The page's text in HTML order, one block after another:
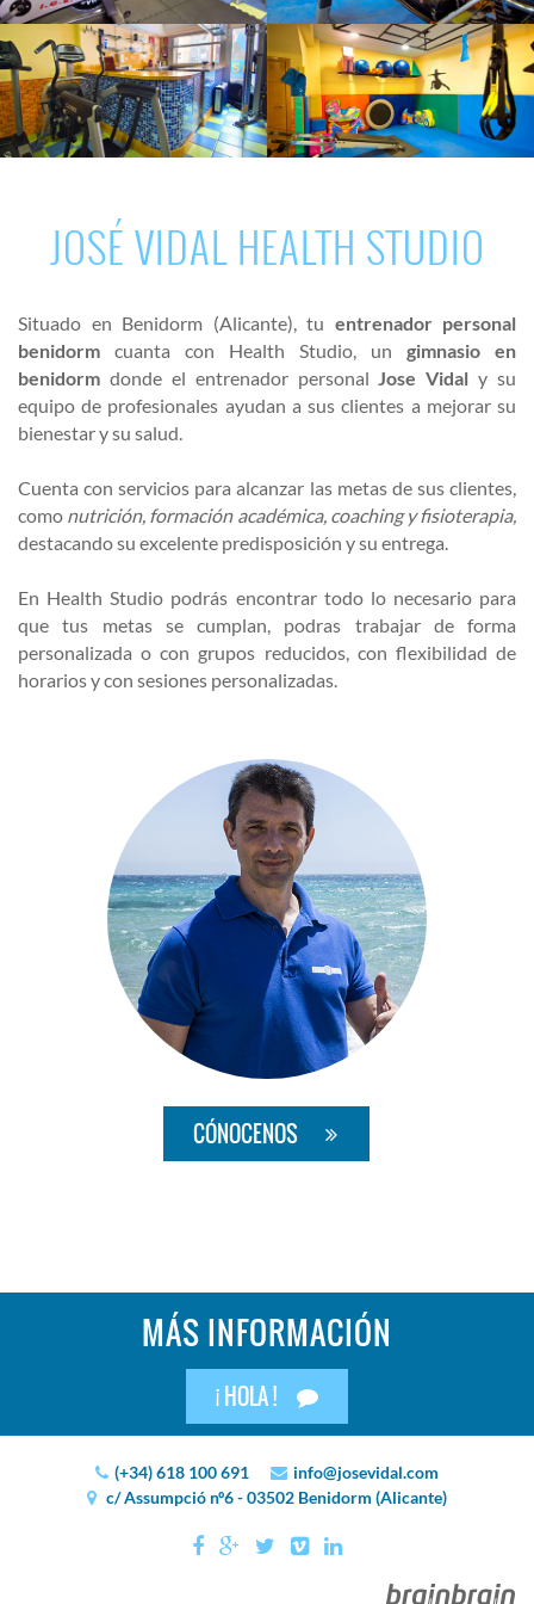
JOSÉ VIDAL HEALTH STUDIO
Situado en Benidorm (Alicante), tu entrenador personal
benidorm cuanta con Health Studio, un gimnasio en
benidorm donde el entrenador personal Jose Vidal y su
equipo de profesionales ayudan a sus clientes a mejorar su
bienestar y su salud.
Cuenta con servicios para alcanzar las metas de sus clientes,
como nutrición, formación académica, coaching y fisioterapia,
destacando su excelente predisposición y su entrega.
En Health Studio podrás encontrar todo lo necesario para
que tus metas se cumplan, podras trabajar de forma
personalizada o con grupos reducidos, con flexibilidad de
horarios y con sesiones personalizadas.
CÓNOCENOS
MÁS INFORMACIÓN
¡ HOLA !
(+34) 618 100 691
info@josevidal.com
c/ Assumpció nº6 - 03502 Benidorm (Alicante)